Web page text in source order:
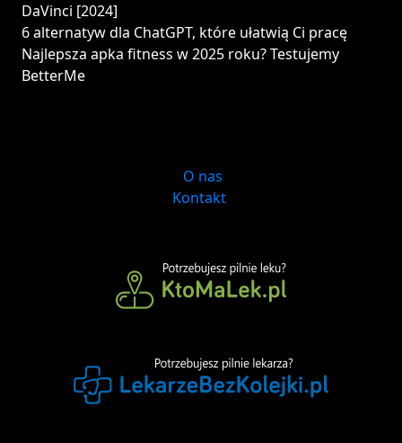
DaVinci [2024]
6 alternatyw dla ChatGPT, które ułatwią Ci pracę
Najlepsza apka fitness w 2025 roku? Testujemy
BetterMe
O nas
Kontakt